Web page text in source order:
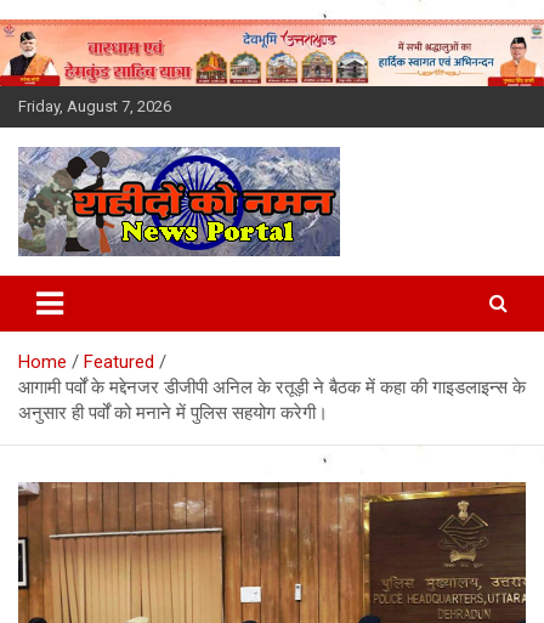
Skip
to
content
Friday, August 7, 2026
Latest News Today, Breaking
News, Uttarakhand News in
Hindi
Home
Featured
आगामी पर्वों के मद्देनजर डीजीपी अनिल के रतूड़ी ने बैठक में कहा की गाइडलाइन्स के
अनुसार ही पर्वों को मनाने में पुलिस सहयोग करेगी।